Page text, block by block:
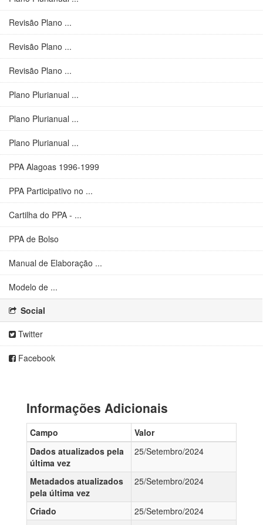
Revisão Plano ...
Revisão Plano ...
Revisão Plano ...
Plano Plurianual ...
Plano Plurianual ...
Plano Plurianual ...
PPA Alagoas 1996-1999
PPA Participativo no ...
Cartilha do PPA - ...
PPA de Bolso
Manual de Elaboração ...
Modelo de ...
Social
Twitter
Facebook
Informações Adicionais
Campo
Valor
Dados atualizados pela
última vez
25/Setembro/2024
Metadados atualizados
pela última vez
25/Setembro/2024
Criado
25/Setembro/2024